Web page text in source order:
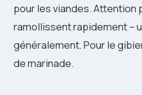
pour les viandes. Attention
ramollissent rapidement –
généralement. Pour le
de marinade.